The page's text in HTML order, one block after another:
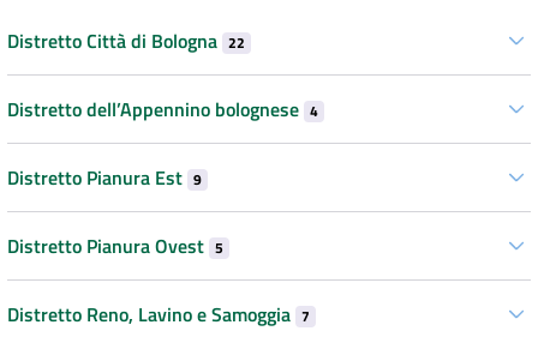
Distretto Città di Bologna 22
Distretto dell’Appennino bolognese 4
Distretto Pianura Est 9
Distretto Pianura Ovest 5
Distretto Reno, Lavino e Samoggia 7